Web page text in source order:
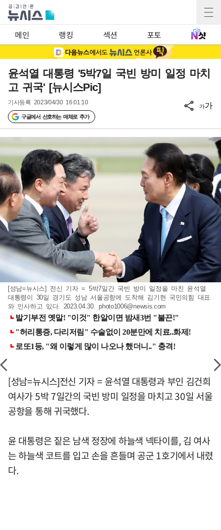
메인 랭킹 섹션 포토
윤석열 대통령 '5박7일 국빈 방미 일정 마치
고 귀국' [뉴시스Pic]
기사등록 2023/04/30 16:01:10
구글에서 선호하는 매체로 추가
가가
[성남=뉴시스] 전신 기자 = 5박7일간 국빈 방미 일정을 마친 윤석열
대통령이 30일 경기도 성남 서울공항에 도착해 김기현 국민의힘 대표
와 인사하고 있다. 2023.04.30.photo1006@newsis.com
[성남=뉴시스]전신 기자 = 윤석열 대통령과 부인 김건희
여사가 5박 7일간의 국빈 방미 일정을 마치고 30일 서울
공항을 통해 귀국했다.
윤 대통령은 짙은 남색 정장에 하늘색 넥타이를, 김 여사
는 하늘색 코트를 입고 손을 흔들며 공군 1호기에서 내렸
다.